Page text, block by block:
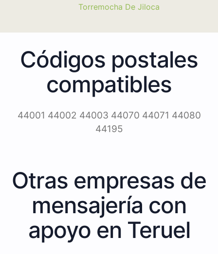
Torremocha De Jiloca
Códigos postales
compatibles
44001 44002 44003 44070 44071 44080
44195
Otras empresas de
mensajería con
apoyo en Teruel